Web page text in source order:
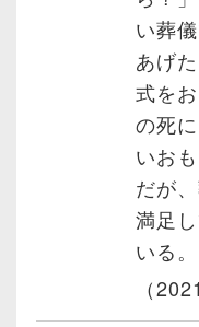
い葬
あげ
式を
の死
いお
だが
満足
いる。
（